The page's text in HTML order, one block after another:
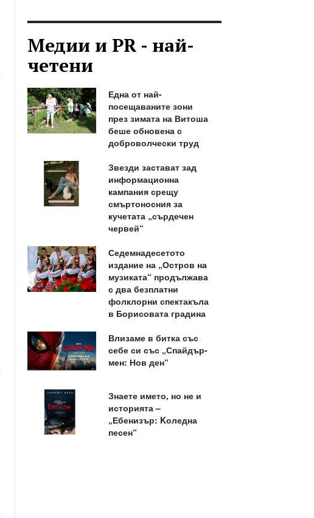
Медии и PR - най-
четени
Една от най-
посещаваните зони
през зимата на Витоша
беше обновена с
доброволчески труд
Звезди застават зад
информационна
кампания срещу
смъртоносния за
кучетата „сърдечен
червей“
Седемнадесетото
издание на „Остров на
музиката“ продължава
с два безплатни
фолклорни спектакъла
в Борисовата градина
Влизаме в битка със
себе си със „Спайдър-
мен: Нов ден“
Знаете името, но не и
историята –
„Ебенизър: Kоледна
песен“